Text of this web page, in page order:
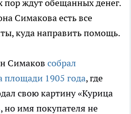
пор ждут обещанных денег.
Симакова есть все
куда направить помощь.
Симаков собрал
площади 1905 года, где
свою картину «Курица
но имя покупателя не